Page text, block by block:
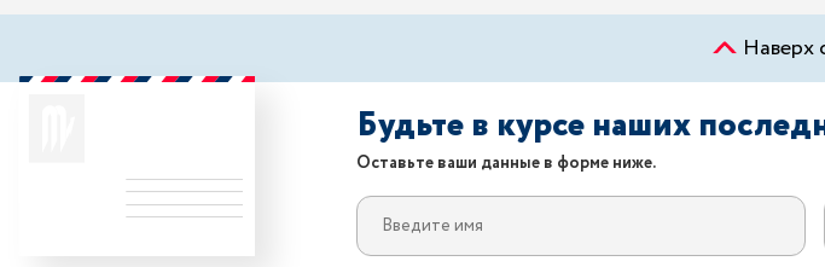
Наверх
Будьте в курсе наших
Оставьте ваши данные в форме ниже.